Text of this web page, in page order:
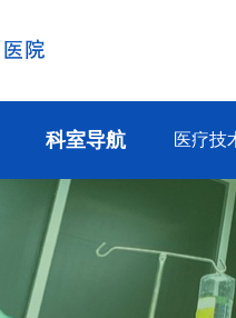
科室导航 医疗技